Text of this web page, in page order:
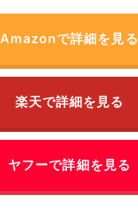
Amazonで詳細を見る
楽天で詳細を見る
ヤフーで詳細を見る